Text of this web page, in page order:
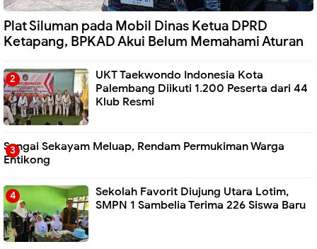
Plat Siluman pada Mobil Dinas Ketua DPRD
Ketapang, BPKAD Akui Belum Memahami Aturan
UKT Taekwondo Indonesia Kota
Palembang Diikuti 1.200 Peserta dari 44
Klub Resmi
Sungai Sekayam Meluap, Rendam Permukiman Warga
Entikong
Sekolah Favorit Diujung Utara Lotim,
SMPN 1 Sambelia Terima 226 Siswa Baru ‎